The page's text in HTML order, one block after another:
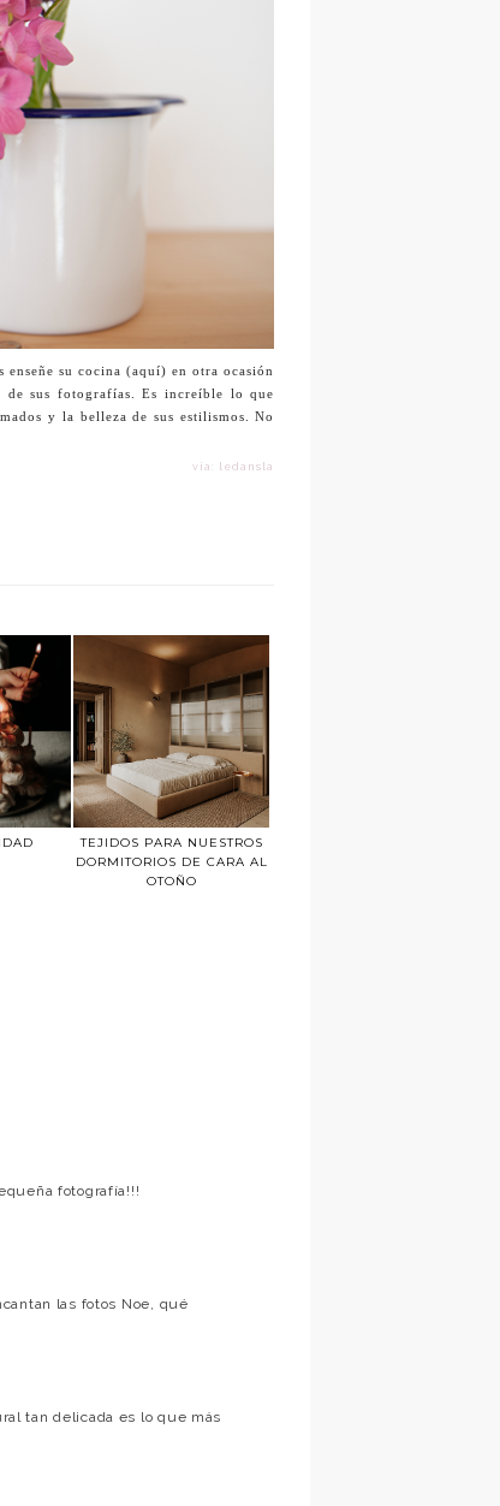
enseñe su cocina (aquí) en otra ocasión
sus fotografías. Es increíble lo que
y la belleza de sus estilismos. No
vía: ledansla
TEJIDOS PARA NUESTROS
DORMITORIOS DE CARA AL
OTOÑO
fotografía!!!
las fotos Noe, qué
tan delicada es lo que más